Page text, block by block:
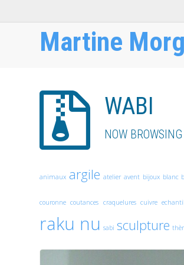
Martine
WABI
NOW
animaux argile atelier avent bijoux blanc
couronne coutances craquelures cuivre
raku nu sabi sculpture